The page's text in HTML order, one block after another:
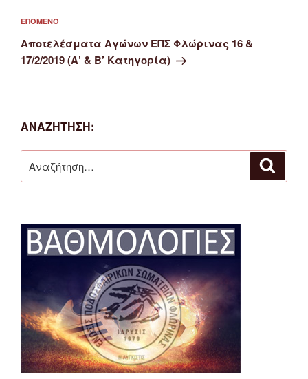
Επόμενο
άρθρο
ΕΠΌΜΕΝΟ
Αποτελέσματα Αγώνων ΕΠΣ Φλώρινας 16 &
17/2/2019 (Α’ & Β’ Κατηγορία)
ΑΝΑΖΉΤΗΣΗ:
για: